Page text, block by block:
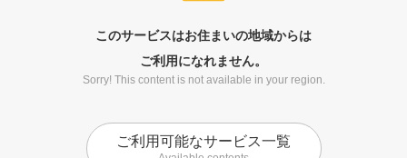
このサービスはお住まいの地域からは
ご利用になれません。
Sorry! This content is not available in your region.
ご利用可能なサービス一覧